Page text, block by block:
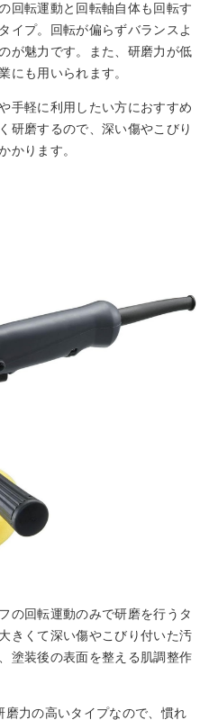
回転運動と回転軸自体も回転す
イプ。回転が偏らずバランスよ
が魅力です。また、研磨力が低
にも用いられます。
手軽に利用したい方におすすめ
研磨するので、深い傷やこびり
かります。
の回転運動のみで研磨を行うタ
きくて深い傷やこびり付いた汚
塗装後の表面を整える肌調整作
力の高いタイプなので、慣れ